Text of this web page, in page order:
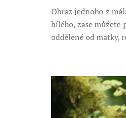
Obraz jednoho z
bílého, zase můžete
oddělené od matky,